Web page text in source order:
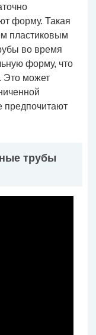
форму. Такая
пластиковым
во время
форму, что
Это может
предпочитают
трубы